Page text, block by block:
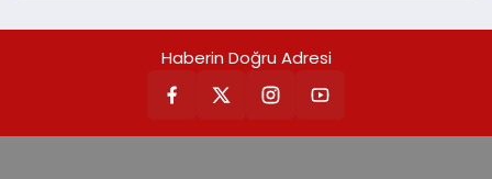
teknolojilerle donatılmış son modeli
VRV kontrol ünitesi Madoka Plus
Türkiye’de satışa sunuldu. Tam
dokunmatik ekranı, mobil uygulama
desteği ve akıllı sensör entegrasyonu
Haberin Doğru Adresi